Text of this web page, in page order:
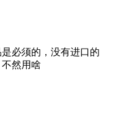
必须的，没有进口的
然用啥